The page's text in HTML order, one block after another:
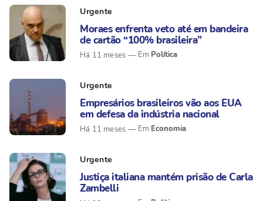
Urgente
Moraes enfrenta veto até em bandeira
de cartão “100% brasileira”
Há 11 meses Política
Urgente
Empresários brasileiros vão aos EUA
em defesa da indústria nacional
Há 11 meses Economia
Urgente
Justiça italiana mantém prisão de Carla
Zambelli